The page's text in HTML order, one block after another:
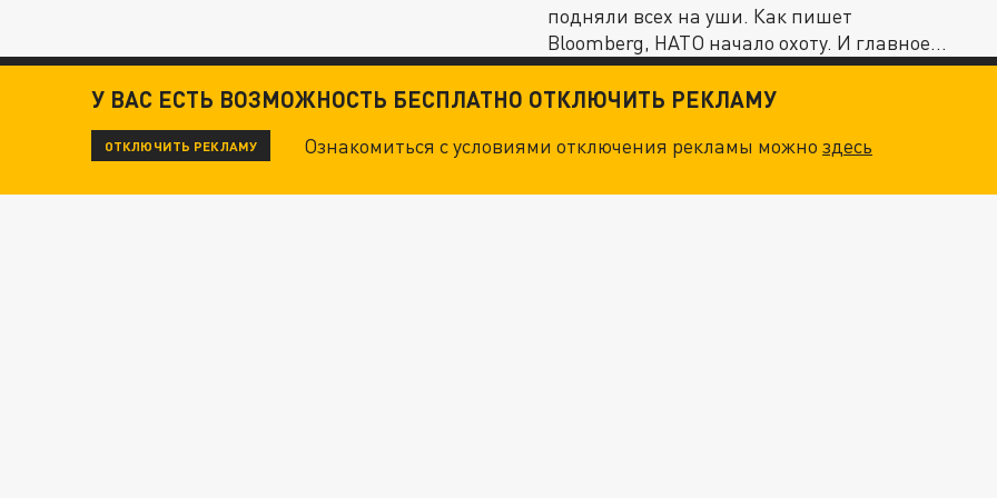
подняли всех на уши. Как пишет
Bloomberg, НАТО начало охоту. И главное,
всё...
У ВАС ЕСТЬ ВОЗМОЖНОСТЬ БЕСПЛАТНО ОТКЛЮЧИТЬ РЕКЛАМУ
ОТКЛЮЧИТЬ РЕКЛАМУ Ознакомиться с условиями отключения рекламы можноздесь